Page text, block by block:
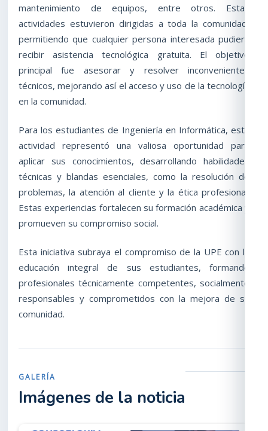
mantenimiento de equipos, entre otros. Estas
actividades estuvieron dirigidas a toda la comunidad,
permitiendo que cualquier persona interesada pudiera
recibir asistencia tecnológica gratuita. El objetivo
principal fue asesorar y resolver inconvenientes
técnicos, mejorando así el acceso y uso de la tecnología
en la comunidad.
Para los estudiantes de Ingeniería en Informática, esta
actividad representó una valiosa oportunidad para
aplicar sus conocimientos, desarrollando habilidades
técnicas y blandas esenciales, como la resolución de
problemas, la atención al cliente y la ética profesional.
Estas experiencias fortalecen su formación académica y
promueven su compromiso social.
Esta iniciativa subraya el compromiso de la UPE con la
educación integral de sus estudiantes, formando
profesionales técnicamente competentes, socialmente
responsables y comprometidos con la mejora de su
comunidad.
GALERÍA
Imágenes de la noticia